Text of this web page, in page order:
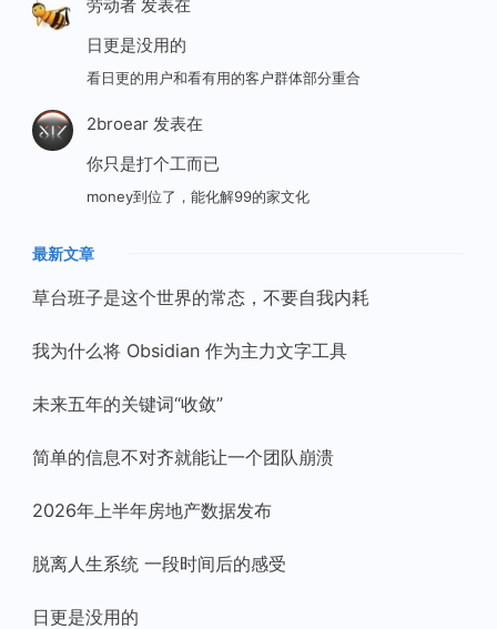
劳动者发表在
日更是没用的
看日更的用户和看有用的客户群体部分重合
2broear发表在
你只是打个工而已
money到位了，能化解99的家文化
最新文章
草台班子是这个世界的常态，不要自我内耗
我为什么将 Obsidian 作为主力文字工具
未来五年的关键词“收敛”
简单的信息不对齐就能让一个团队崩溃
2026年上半年房地产数据发布
脱离人生系统 一段时间后的感受
日更是没用的